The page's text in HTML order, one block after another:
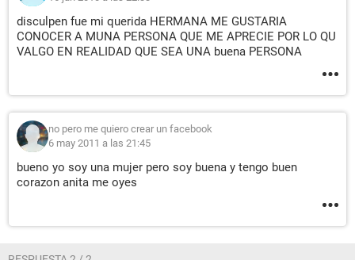
disculpen fue mi querida HERMANA ME GUSTARIA
CONOCER A MUNA PERSONA QUE ME APRECIE POR LO QU
VALGO EN REALIDAD QUE SEA UNA buena PERSONA
no pero me quiero crear un facebook
6 may 2011 a las 21:45
bueno yo soy una mujer pero soy buena y tengo buen
corazon anita me oyes